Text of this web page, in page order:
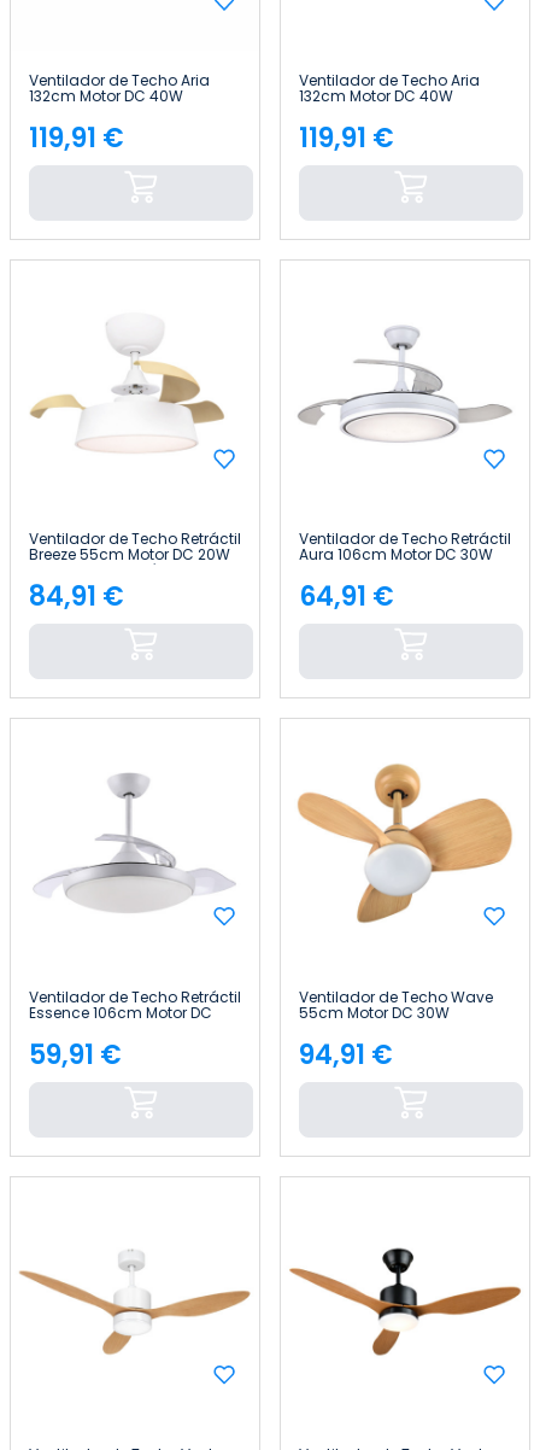
Ventilador de Techo Aria
132cm Motor DC 40W
Mando a Distancia Raydan
Precio
119,91 €
Ventilador de Techo Aria
132cm Motor DC 40W
Mando a Distancia Raydan
Precio
119,91 €
Ventilador de Techo Retráctil
Breeze 55cm Motor DC 20W
Silencioso Función Inversa
Con Luz LED y Mando a
Distancia Raydan
Precio
84,91 €
Ventilador de Techo Retráctil
Aura 106cm Motor DC 30W
72W y Mando a Distancia
Raydan
Precio
64,91 €
Ventilador de Techo Retráctil
Essence 106cm Motor DC
Mando a Distancia Raydan
Precio
59,91 €
Ventilador de Techo Wave
55cm Motor DC 30W
Mando a Distancia Raydan
Precio
94,91 €